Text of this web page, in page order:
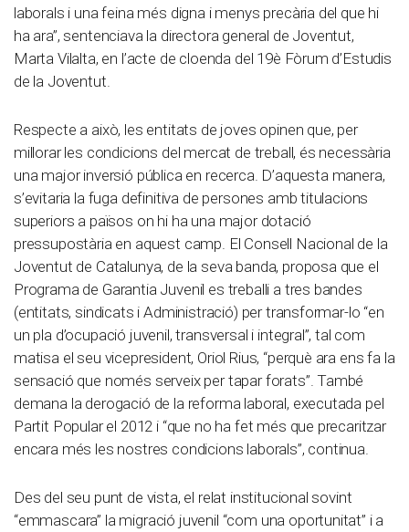
laborals i una feina més digna i menys precària del que hi
ha ara”, sentenciava la directora general de Joventut,
Marta Vilalta, en l’acte de cloenda del 19è Fòrum d’Estudis
de la Joventut.
Respecte a això, les entitats de joves opinen que, per
millorar les condicions del mercat de treball, és necessària
una major inversió pública en recerca. D’aquesta manera,
s’evitaria la fuga definitiva de persones amb titulacions
superiors a països on hi ha una major dotació
pressupostària en aquest camp. El Consell Nacional de la
Joventut de Catalunya, de la seva banda, proposa que el
Programa de Garantia Juvenil es treballi a tres bandes
(entitats, sindicats i Administració) per transformar-lo “en
un pla d’ocupació juvenil, transversal i integral”, tal com
matisa el seu vicepresident, Oriol Rius, “perquè ara ens fa la
sensació que només serveix per tapar forats”. També
demana la derogació de la reforma laboral, executada pel
Partit Popular el 2012 i “que no ha fet més que precaritzar
encara més les nostres condicions laborals”, continua.
Des del seu punt de vista, el relat institucional sovint
“emmascara” la migració juvenil “com una oportunitat” i a